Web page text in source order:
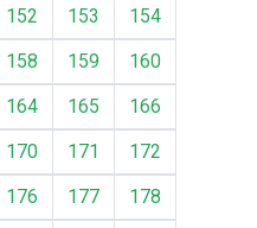
152 153
154
158 159
160
164 165
166
170 171
172
176 177
178